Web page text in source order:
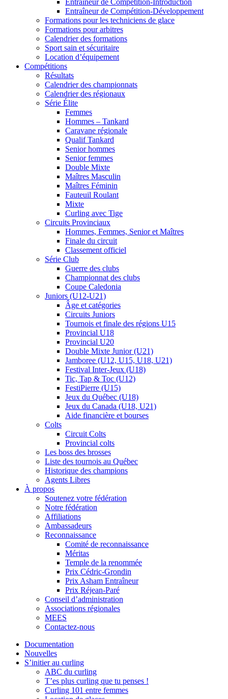
Entraîneur de Compétition-Introduction
Entraîneur de Compétition-Développement
Formations pour les techniciens de glace
Formations pour arbitres
Calendrier des formations
Sport sain et sécuritaire
Location d’équipement
Compétitions
Résultats
Calendrier des championnats
Calendrier des régionaux
Série Élite
Femmes
Hommes – Tankard
Caravane régionale
Qualif Tankard
Senior hommes
Senior femmes
Double Mixte
Maîtres Masculin
Maîtres Féminin
Fauteuil Roulant
Mixte
Curling avec Tige
Circuits Provinciaux
Hommes, Femmes, Senior et Maîtres
Finale du circuit
Classement officiel
Série Club
Guerre des clubs
Championnat des clubs
Coupe Caledonia
Juniors (U12-U21)
Âge et catégories
Circuits Juniors
Tournois et finale des régions U15
Provincial U18
Provincial U20
Double Mixte Junior (U21)
Jamboree (U12, U15, U18, U21)
Festival Inter-Jeux (U18)
Tic, Tap & Toc (U12)
FestiPierre (U15)
Jeux du Québec (U18)
Jeux du Canada (U18, U21)
Aide financière et bourses
Colts
Circuit Colts
Provincial colts
Les boss des brosses
Liste des tournois au Québec
Historique des champions
Agents Libres
À propos
Soutenez votre fédération
Notre fédération
Affiliations
Ambassadeurs
Reconnaissance
Comité de reconnaissance
Méritas
Temple de la renommée
Prix Cédric-Grondin
Prix Asham Entraîneur
Prix Réjean-Paré
Conseil d’administration
Associations régionales
MEES
Contactez-nous
Documentation
Nouvelles
S’initier au curling
ABC du curling
T’es plus curling que tu penses !
Curling 101 entre femmes